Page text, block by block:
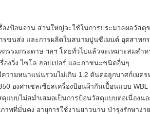
รื่องป้อนจาน ส่วนใหญ่จะใช้ในการประมวลผลวัส
ขนส่ง และการผลิตในสนามปูนซีเมนต์ อุตสาหก
รรมกระดาษ ฯลฯ โดยทั่วไปแล้วจะเหมาะสมสำห
องวิ่ง ไซโล ฮอปเปอร์ และภาชนะชนิดอื่นๆ
ามหนาแน่นรวมไม่เกิน 1.2 ตันต่อลูกบาศก์เมต
องศาเซลเซียสเครื่องป้อนผ้ากันเปื้อนแบบ WBL
แบบไม่สม่ำเสมอเป็นการป้อนวัสดุแบบต่อเนื่อง
พที่มั่นคง อายุการใช้งานยาวนาน บำรุงรักษาง่า